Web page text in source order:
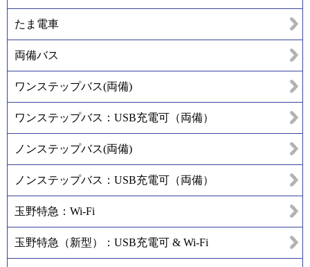
たま電車
両備バス
ワンステップバス(両備)
ワンステップバス：USB充電可（両備）
ノンステップバス(両備)
ノンステップバス：USB充電可（両備）
玉野特急：Wi-Fi
玉野特急（新型）：USB充電可 & Wi-Fi